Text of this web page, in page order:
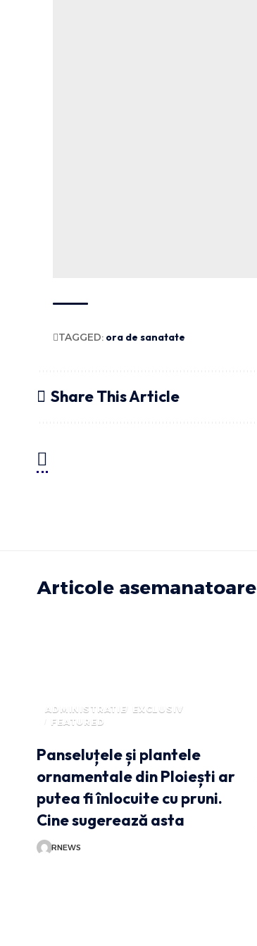
TAGGED: ora de sanatate
Share This Article
Articole asemanatoare
ADMINISTRATIE
EXCLUSIV
FEATURED
Panseluțele și plantele
ornamentale din Ploiești ar
putea fi înlocuite cu pruni.
Cine sugerează asta
RNEWS